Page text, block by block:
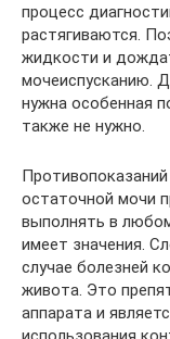
процесс
растягиваются.
жидкости и
мочеиспусканию.
нужна особенная
также не нужно.
остаточной мочи
выполнять в
имеет значения.
случае болезней
живота. Это
аппарата и